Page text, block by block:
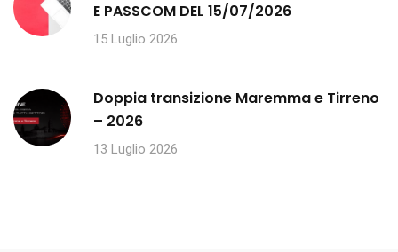
E PASSCOM DEL 15/07/2026
15 Luglio 2026
Doppia transizione Maremma e Tirreno
– 2026
13 Luglio 2026